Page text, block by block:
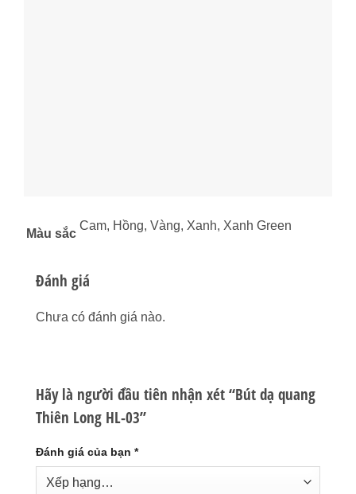
Màu sắc
Cam, Hồng, Vàng, Xanh, Xanh Green
Đánh giá
Chưa có đánh giá nào.
Hãy là người đầu tiên nhận xét “Bút dạ quang
Thiên Long HL-03”
Đánh giá của bạn *